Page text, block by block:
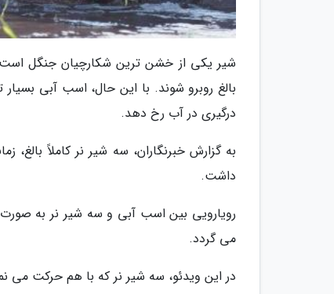
شیر یکی از خشن ترین شکارچیان جنگل است.
بالغ روبرو شوند. با این حال، اسب آبی
درگیری در آب رخ دهد.
به گزارش خبرنگاران، سه شیر نر کاملاً
داشت.
رویارویی بین اسب آبی و سه شیر نر به
می گردد.
در این ویدئو، سه شیر نر که با هم حرکت می